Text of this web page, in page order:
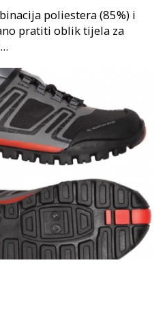
poliestera (85%) i
pratiti oblik tijela za